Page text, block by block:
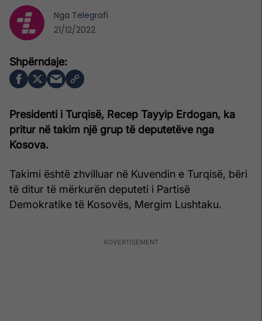
Presidenti i Turqisë, Recep Tayyip Erdogan, ka
pritur në takim një grup të deputetëve nga
Kosova.
Takimi është zhvilluar në Kuvendin e Turqisë, bëri
të ditur të mërkurën deputeti i Partisë
Demokratike të Kosovës, Mergim Lushtaku.
Nga Telegrafi
21/12/2022